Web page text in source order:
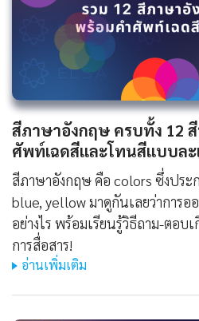
สีภาษาอังกฤษ ครบทั้ง 12
ศัพท์เฉดสีและโทนสีแบบละ
สีภาษาอังกฤษ คือ colors ซึ่งปร
blue, yellow มาดูกันเลยว่าการอ
อย่างไร พร้อมเรียนรู้วิธีถาม-ตอ
การสื่อสาร!
อ่านเพิ่มเติม